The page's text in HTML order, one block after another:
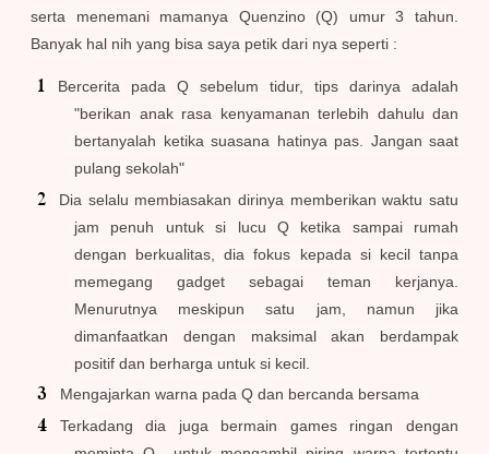
serta menemani mamanya Quenzino (Q) umur 3 tahun.
Banyak hal nih yang bisa saya petik dari nya seperti :
Bercerita pada Q sebelum tidur, tips darinya adalah
"berikan anak rasa kenyamanan terlebih dahulu dan
bertanyalah ketika suasana hatinya pas. Jangan saat
pulang sekolah"
Dia selalu membiasakan dirinya memberikan waktu satu
jam penuh untuk si lucu Q ketika sampai rumah
dengan berkualitas, dia fokus kepada si kecil tanpa
memegang gadget sebagai teman kerjanya.
Menurutnya meskipun satu jam, namun jika
dimanfaatkan dengan maksimal akan berdampak
positif dan berharga untuk si kecil.
Mengajarkan warna pada Q dan bercanda bersama
Terkadang dia juga bermain games ringan dengan